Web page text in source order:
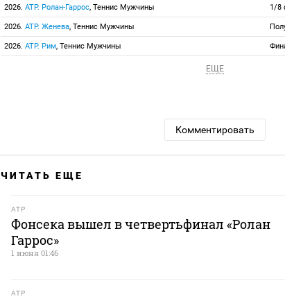
2026. ATP. Ролан-Гаррос, Теннис Мужчины 1/8
2026. ATP. Женева, Теннис Мужчины
2026. ATP. Рим, Теннис Мужчины
ЕЩЕ
Комментировать
ЧИТАТЬ ЕЩЕ
ATP
Фонсека вышел в четвертьфинал «Ролан
Гаррос»
1 июня 01:46
ATP